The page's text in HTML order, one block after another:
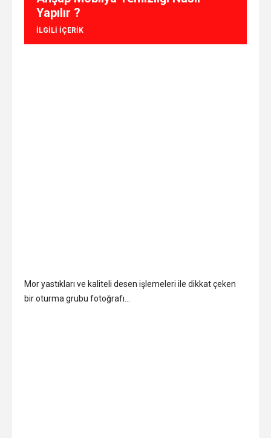
ILGILI IÇERIK
Yapılır ?
Mor yastıkları ve kaliteli desen işlemeleri ile dikkat çeken
bir oturma grubu fotoğrafı…